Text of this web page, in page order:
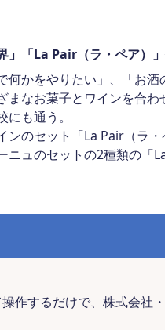
」「La Pair（ラ・ペア）
何かをやりたい」、「お
まなお菓子とワインを合
も通う。
ンのセット「La Pair（ラ
ュのセットの2種類の「
作するだけで、株式会社